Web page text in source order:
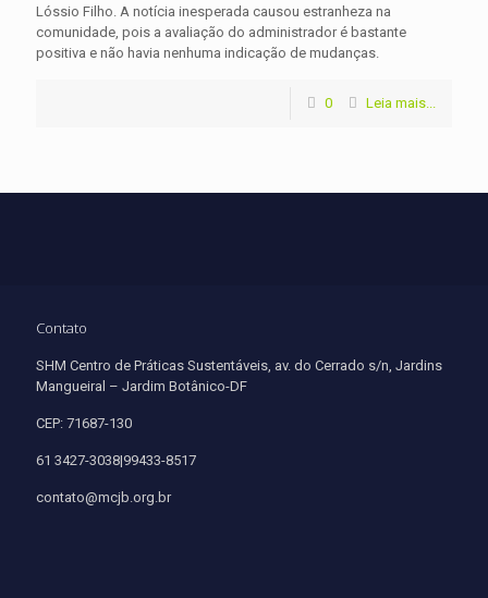
Lóssio Filho. A notícia inesperada causou estranheza na
comunidade, pois a avaliação do administrador é bastante
positiva e não havia nenhuma indicação de mudanças.
0 Leia mais...
Contato
SHM Centro de Práticas Sustentáveis, av. do Cerrado s/n, Jardins
Mangueiral – Jardim Botânico-DF
CEP: 71687-130
61 3427-3038|99433-8517
contato@mcjb.org.br